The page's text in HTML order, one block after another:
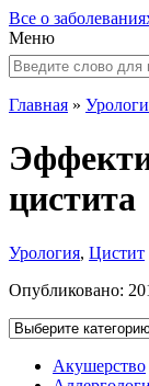
Все о
Меню
Главная »
цистита
Урология, Цистит
Опубликовано:
Акушерство